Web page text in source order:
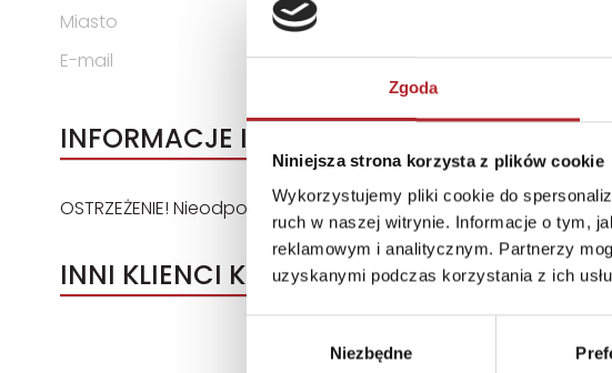
Zgoda
Niniejsza strona korzysta z plików cookie
Wykorzystujemy pliki cookie do
ruch w naszej witrynie. Informacje o tym,
reklamowym i analitycznym. Partnerzy
uzyskanymi podczas korzystania z ich
Niezbędne
Miasto
Gdynia
E-mail
trefl@trefl.com
INFORMACJE I OSTRZEŻENIA
OSTRZEŻENIE! Nieodpowiednie dla dzieci w wieku poniżej 3 lat.
INNI KLIENCI KUPOWALI